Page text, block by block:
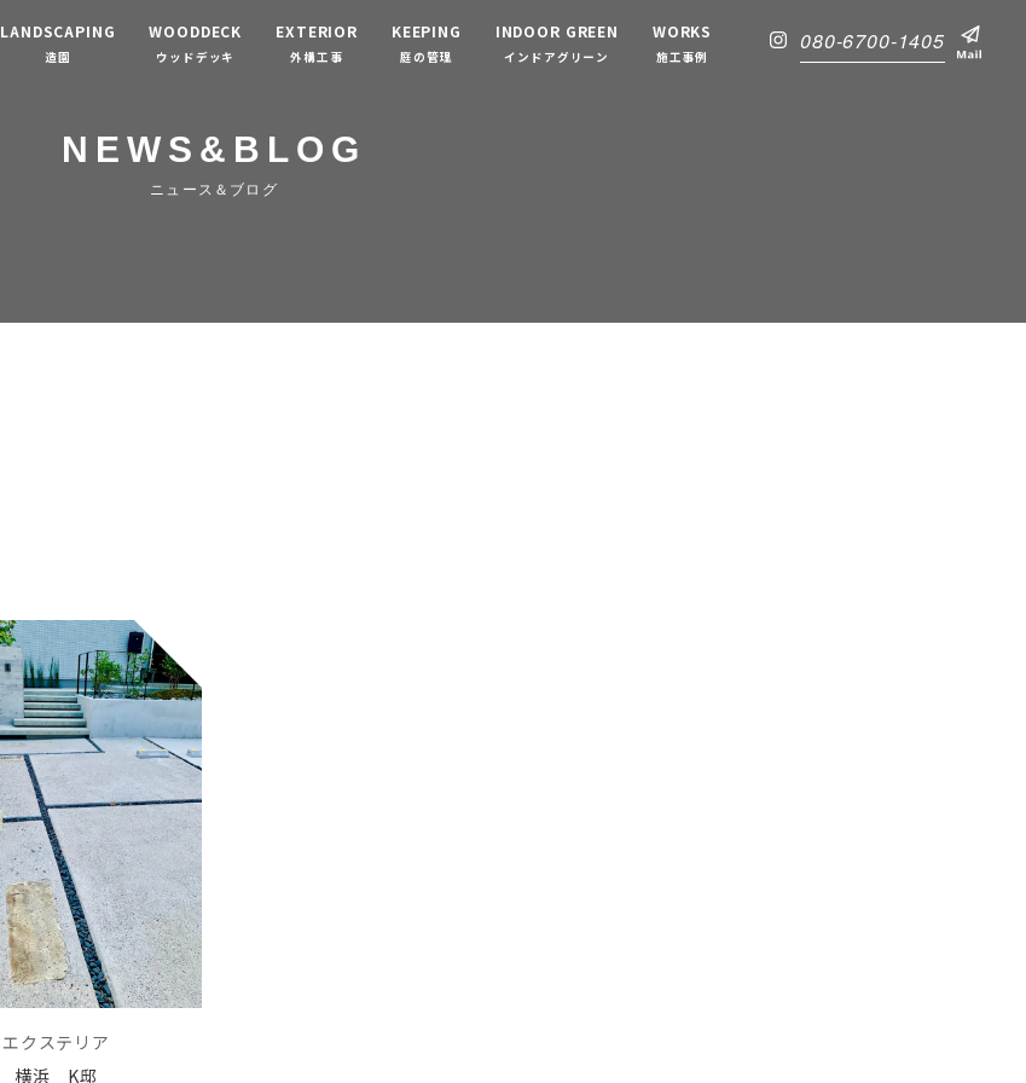
LANDSCAPING
造園
WOODDECK
ウッドデッキ
EXTERIOR
外構工事
KEEPING
庭の管理
INDOOR GREEN
インドアグリーン
WORKS
施工事例
080-6700-1405
NEWS&BLOG
ニュース＆ブログ
エクステリア
横浜 K邸